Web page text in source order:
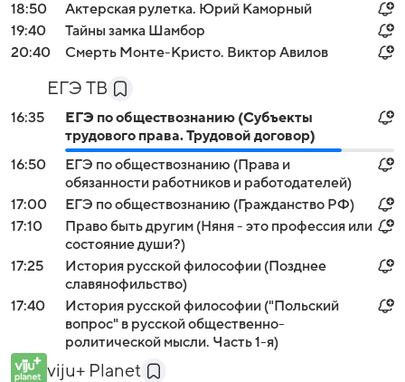
18:50
Актерская рулетка. Юрий Каморный
19:40
Тайны замка Шамбор
20:40
Смерть Монте-Кристо. Виктор Авилов
ЕГЭ ТВ
16:35
ЕГЭ по обществознанию (Субъекты
трудового права. Трудовой договор)
16:50
ЕГЭ по обществознанию (Права и
обязанности работников и работодателей)
17:00
ЕГЭ по обществознанию (Гражданство РФ)
17:10
Право быть другим (Няня - это профессия или
состояние души?)
17:25
История русской философии (Позднее
славянофильство)
17:40
История русской философии ("Польский
вопрос" в русской общественно-
ролитической мысли. Часть 1-я)
viju+ Planet